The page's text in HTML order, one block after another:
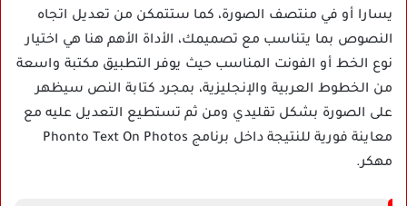
يسارا أو في منتصف الصورة، كما ستتمكن من تعديل اتجاه
النصوص بما يتناسب مع تصميمك، الأداة الأهم هنا هي اختيار
نوع الخط أو الفونت المناسب حيث يوفر التطبيق مكتبة واسعة
من الخطوط العربية والإنجليزية، بمجرد كتابة النص سيظهر
على الصورة بشكل تقليدي ومن ثم تستطيع التعديل عليه مع
معاينة فورية للنتيجة داخل برنامج Phonto Text On Photos
مهكر.